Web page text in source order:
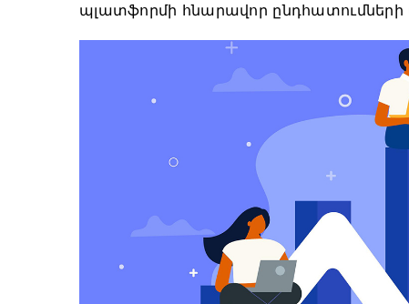
պլատֆորմի հնարավոր ընդհատումների